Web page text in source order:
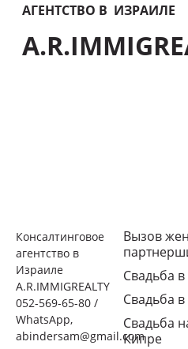
АГЕНТСТВО В ИЗРАИЛЕ
Консалтинговое
агентство в
Израиле
A.R.IMMIGREALTY
052-569-65-80 /
WhatsApp,
abindersam@gmail.com
Вызов
Свадьба в
Свадьба
Свадьба
Кипре